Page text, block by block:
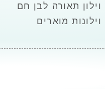
וילון תאורה לבן חם
וילונות מוארים